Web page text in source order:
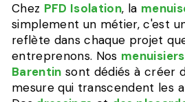
Chez PFD Isolation, la
simplement un métier, c'est
reflète dans chaque projet
entreprenons. Nos menuisiers
Barentin sont dédiés à créer
mesure qui transcendent les